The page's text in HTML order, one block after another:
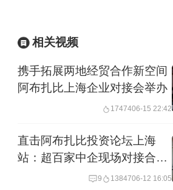
相关视频
携手拓展两地经贸合作新空间
阿布扎比上海企业对接会举办
1747406-15 22:42
直击阿布扎比投资论坛上海
站：超百家中企现场对接合作
中国制造成中东新宠
9 1384706-12 16:05